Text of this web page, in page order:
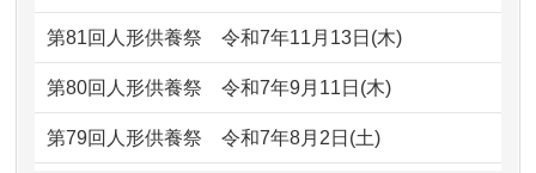
2026/06/30長年大事にしてきた雛人形です、供養
ガラスケースのまま引き取ってくださ
るのが助か...
供養が終わったお人形以外はどうして
るのですか？
第81回人形供養祭令和7年11月13日(木)
第80回人形供養祭令和7年9月11日(木)
第79回人形供養祭令和7年8月2日(土)